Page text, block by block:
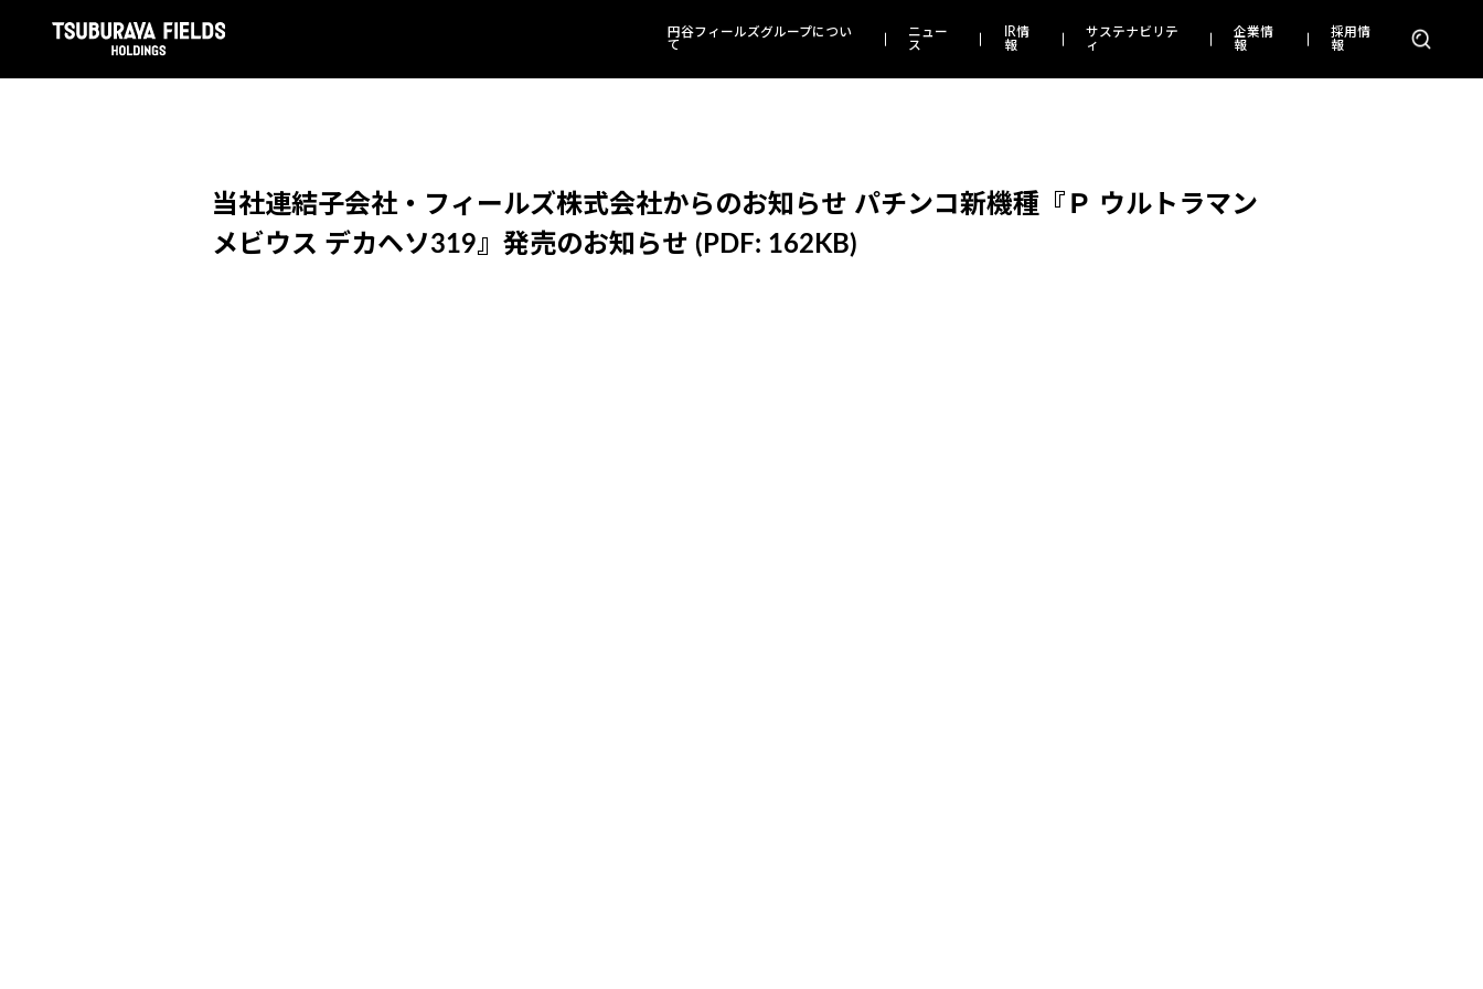
円谷フィールズグループについ
て
ニュー
ス
IR情
報
サステナビリテ
ィ
企業情
報
採用情
報
当社連結子会社・フィールズ株式会社からのお知らせ パチンコ新機種『Ｐ ウルトラマン
メビウス デカヘソ319』発売のお知らせ (PDF: 162KB)